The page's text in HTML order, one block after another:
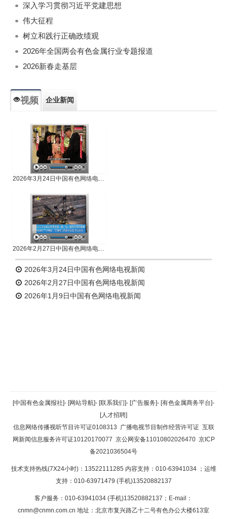
深入学习贯彻习近平党建思想
伟大征程
树立和践行正确政绩观
2026年全国两会有色金属行业专题报道
2026新春走基层
视频 企业新闻
2026年3月24日中国有色网络电视新闻
2026年2月27日中国有色网络电视新闻
2026年3月24日中国有色网络电视新闻
2026年2月27日中国有色网络电视新闻
2026年1月9日中国有色网络电视新闻
返回顶部
返回首页
[中国有色金属报社]- [网站导航]- [联系我们]- [广告服务]- [有色金属商务平台]-
[人才招聘]
信息网络传播视听节目许可证0108313 广播电视节目制作经营许可证 互联
网新闻信息服务许可证10120170077 京公网安备11010802026470 京ICP
备2021036504号
技术支持热线(7X24小时)：13522111285 内容支持：010-63941034 ；运维
支持：010-63971479 (手机)13520882137
客户服务：010-63941034 (手机)13520882137；E-mail：
cnmn@cnmn.com.cn 地址：北京市复兴路乙十二号有色办公大楼613室